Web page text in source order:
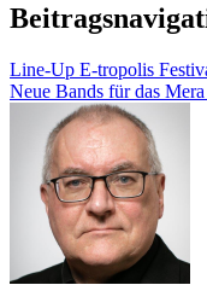
Line-Up E-tropolis
Neue Bands für das